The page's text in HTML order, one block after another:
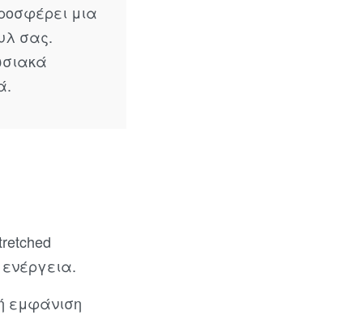
μια
σας.
εμφάνιση